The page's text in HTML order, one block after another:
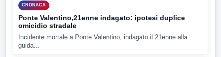
CRONACA
Ponte Valentino,21enne indagato: ipotesi duplice
omicidio stradale
Incidente mortale a Ponte Valentino, indagato il 21enne alla
guida...